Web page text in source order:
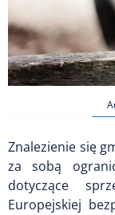
Znalezienie się
za sobą
dotyczące
Europejskiej